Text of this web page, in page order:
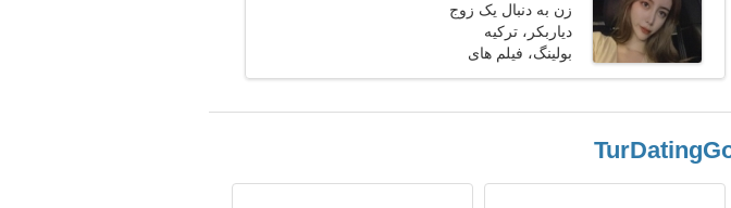
زن به دنبال یک زوج
دیاربکر، ترکیه
بولینگ، فیلم های